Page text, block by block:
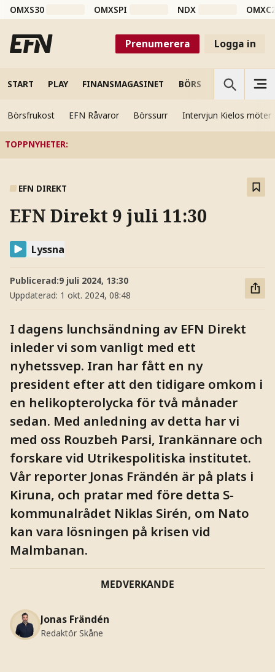
OMXS30 OMXSPI NDX
Prenumerera Logga in
START PLAY FINANSMAGASINET BÖRS VETENSKAP
Börsfrukost EFN Råvaror Börssurr Intervjun Kielos möter
TOPPNYHETER:
EFN DIREKT
EFN Direkt 9 juli 11:30
Lyssna
Publicerad:9 juli 2024, 13:30
Uppdaterad: 1 okt. 2024, 08:48
I dagens lunchsändning av EFN Direkt
inleder vi som vanligt med ett
nyhetssvep. Iran har fått en ny
president efter att den tidigare omkom i
en helikopterolycka för två månader
sedan. Med anledning av detta har vi
med oss Rouzbeh Parsi, Irankännare och
forskare vid Utrikespolitiska institutet.
Vår reporter Jonas Frändén är på plats i
Kiruna, och pratar med före detta S-
kommunalrådet Niklas Sirén, om Nato
kan vara lösningen på krisen vid
Malmbanan.
MEDVERKANDE
Jonas Frändén
Redaktör Skåne